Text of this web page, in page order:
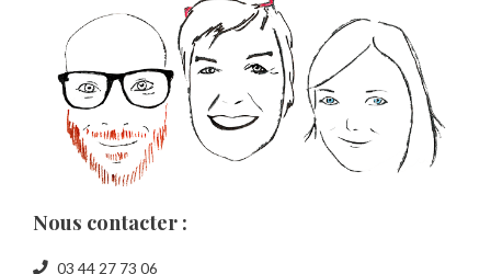
Nous contacter :
03 44 27 73 06